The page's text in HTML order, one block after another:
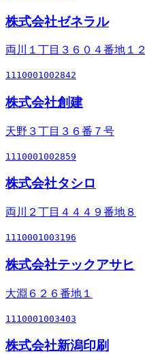
株式会社ゼネラル
両川１丁目３６０４番地１２
1110001002842
株式会社創建
天野３丁目３６番７号
1110001002859
株式会社タシロ
両川２丁目４４４９番地８
1110001003196
株式会社テックアサヒ
大淵６２６番地１
1110001003403
株式会社新潟印刷